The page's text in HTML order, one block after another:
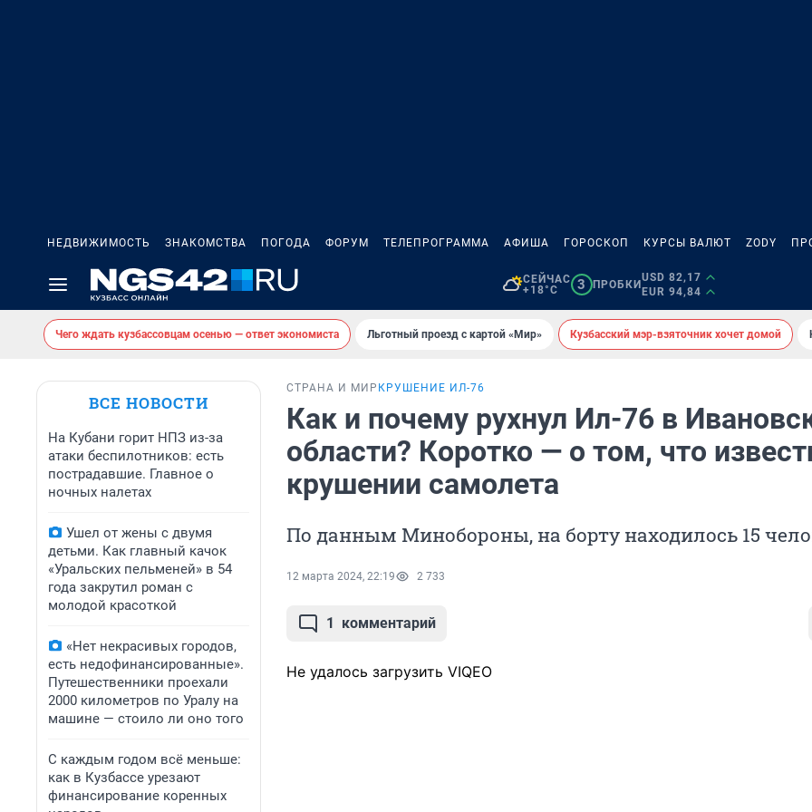
НЕДВИЖИМОСТЬ ЗНАКОМСТВА ПОГОДА ФОРУМ ТЕЛЕПРОГРАММА АФИША ГОРОСКОП КУРСЫ ВАЛЮТ ZODY
СЕЙЧАС
+18°C
3 ПРОБКИ
USD 82,17
EUR 94,84
Чего ждать кузбассовцам осенью — ответ экономиста Льготный проезд с картой «Мир» Кузбасский мэр-взяточник хочет домой
ВСЕ НОВОСТИ
На Кубани горит НПЗ из-за
атаки беспилотников: есть
пострадавшие. Главное о
ночных налетах
Ушел от жены с двумя
детьми. Как главный качок
«Уральских пельменей» в 54
года закрутил роман с
молодой красоткой
«Нет некрасивых городов,
есть недофинансированные».
Путешественники проехали
2000 километров по Уралу на
машине — стоило ли оно того
С каждым годом всё меньше:
как в Кузбассе урезают
финансирование коренных
СТРАНА И МИР КРУШЕНИЕ ИЛ-76
Как и почему рухнул Ил-76 в
области? Коротко — о том, что
крушении самолета
По данным Минобороны, на борту находилось 15
12 марта 2024, 22:19 2 733
1 комментарий
Не удалось загрузить VIQEO